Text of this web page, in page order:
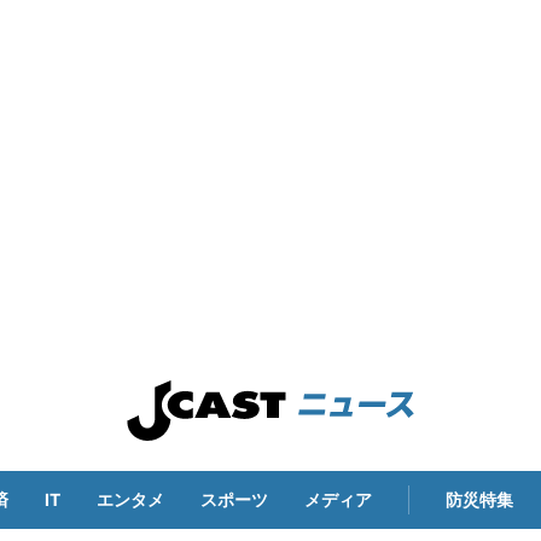
IT エンタメ スポーツ メディア 防災特集